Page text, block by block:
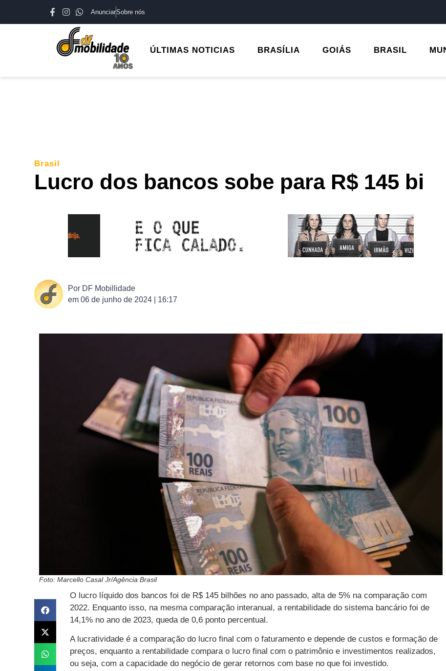
AnunciarSobre nós
ÚLTIMAS NOTICIAS BRASÍLIA GOIÁS BRASIL
Brasil
Lucro dos bancos sobe para R$ 145 bi
Por DF Mobillidade
em 06 de junho de 2024 | 16:17
Foto: Marcello Casal Jr/Agência Brasil
O lucro líquido dos bancos foi de R$ 145 bilhões no ano passado, alta de 5% na comparação com
2022. Enquanto isso, na mesma comparação interanual, a rentabilidade do sistema bancário foi de
14,1% no ano de 2023, queda de 0,6 ponto percentual.
A lucratividade é a comparação do lucro final com o faturamento e depende de custos e formação de
preços, enquanto a rentabilidade compara o lucro final com o patrimônio e investimentos realizados,
ou seja, com a capacidade do negócio de gerar retornos com base no que foi investido.